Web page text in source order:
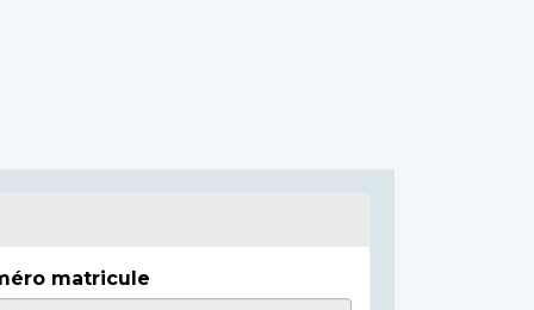
matricule